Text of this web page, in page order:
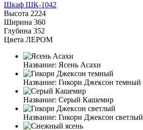
Шкаф ШК-1042
Высота 2224
Ширина 360
Глубина 352
Цвета ЛЕРОМ
Название: Ясень Асахи
Название: Гикори Джексон темный
Название: Серый Кашемир
Название: Гикори Джексон светлый